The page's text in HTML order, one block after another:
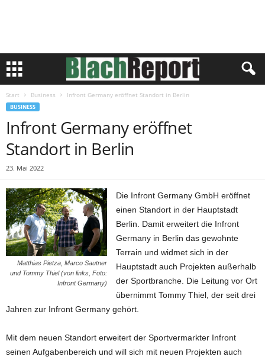
Start Business Infront Germany eröffnet Standort in Berlin
BUSINESS
Infront Germany eröffnet
Standort in Berlin
23. Mai 2022
Matthias Pietza, Marco Sautner
und Tommy Thiel (von links, Foto:
Infront Germany)
Die Infront Germany GmbH eröffnet
einen Standort in der Hauptstadt
Berlin. Damit erweitert die Infront
Germany in Berlin das gewohnte
Terrain und widmet sich in der
Hauptstadt auch Projekten außerhalb
der Sportbranche. Die Leitung vor Ort
übernimmt Tommy Thiel, der seit drei
Jahren zur Infront Germany gehört.
Mit dem neuen Standort erweitert der Sportvermarkter Infront
seinen Aufgabenbereich und will sich mit neuen Projekten auch